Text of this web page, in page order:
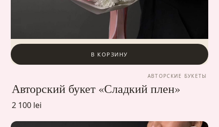
В КОРЗИНУ
АВТОРСКИЕ БУКЕТЫ
Авторский букет «Сладкий плен»
2 100 lei